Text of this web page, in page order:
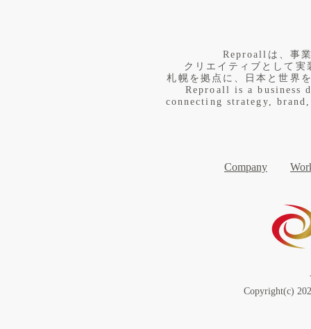
​Reproallは、事
クリエイティブとして
札幌を拠点に、日本と世界
Reproall is a business
connecting strategy,
Company
Copyright(c)